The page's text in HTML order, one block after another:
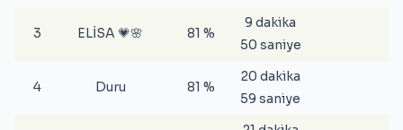
3 ELİSA 💗🌸 81 %
9 dakika
50 saniye
4 Duru 81 %
20 dakika
59 saniye